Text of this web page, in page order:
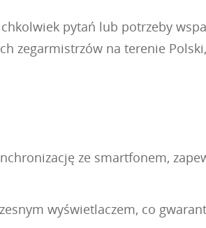
pytań lub potrzeby
zegarmistrzów na terenie
ze smartfonem,
wyświetlaczem, co